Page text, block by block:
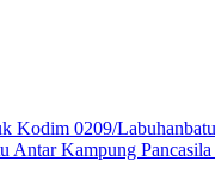
Kodim 0209/Labuhanbatu
Antar Kampung